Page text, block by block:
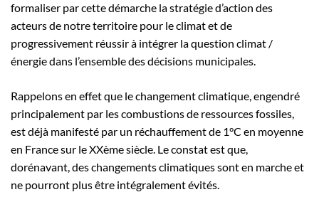
formaliser par cette démarche la stratégie d’action des
acteurs de notre territoire pour le climat et de
progressivement réussir à intégrer la question climat /
énergie dans l’ensemble des décisions municipales.
Rappelons en effet que le changement climatique, engendré
principalement par les combustions de ressources fossiles,
est déjà manifesté par un réchauffement de 1°C en moyenne
en France sur le XXème siècle. Le constat est que,
dorénavant, des changements climatiques sont en marche et
ne pourront plus être intégralement évités.